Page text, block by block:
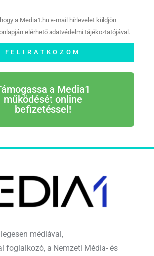
a Media1.hu e-mail hírlevelet küldjön
elérhető adatvédelmi tájékoztatójával.
FELIRATKOZOM
a Media1
működését online
befizetéssel!
médiával,
foglalkozó, a Nemzeti Média- és